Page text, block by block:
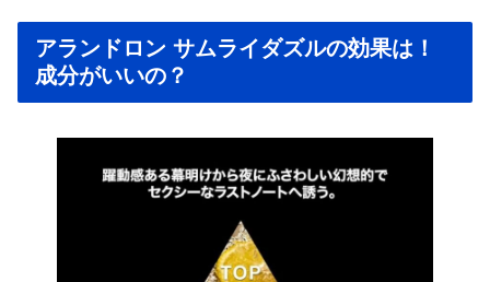
アランドロン サムライダズルの効果は！
成分がいいの？